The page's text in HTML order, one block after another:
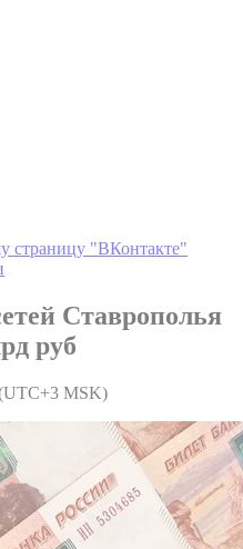
страницу "ВКонтакте"
Ставрополья
руб
MSK)